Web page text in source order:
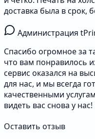
доставка была в срок,
Администрация
Спасибо огромное за
что вам понравилось
сервис оказался на
для нас, и мы всегда
качественными
видеть вас снова у
Оставить отзыв